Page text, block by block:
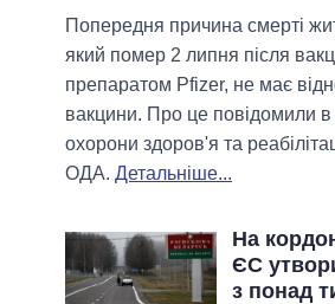
Попередня причина смерті
який помер 2 липня після
препаратом Pfizer, не має
вакцини. Про це повідомили в
охорони здоров'я та
ОДА. Детальніше...
На
ЄС
з понад